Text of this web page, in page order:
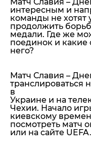
интересным и
команды не хотят
продолжить
медали. Где же
поединок и какие
него?
Матч Славия –
транслироваться
в
Украине и на
Чехии. Начало
киевскому
посмотреть матч
или на сайте